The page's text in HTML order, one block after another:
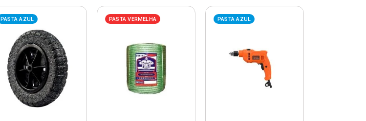
PASTA AZUL PASTA VERMELHA PASTA AZUL